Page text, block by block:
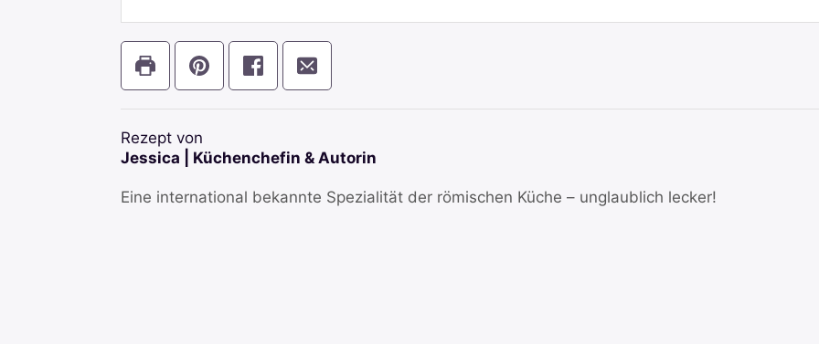
Rezept von
Jessica | Küchenchefin & Autorin
Eine international bekannte Spezialität der römischen Küche – unglaublich lecker!